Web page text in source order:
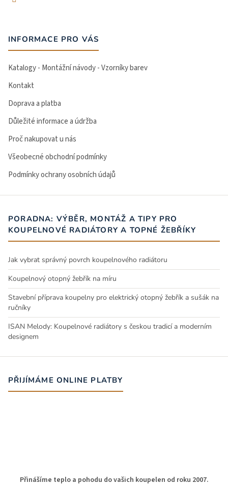
INFORMACE PRO VÁS
Katalogy - Montážní návody - Vzorníky barev
Kontakt
Doprava a platba
Důležité informace a údržba
Proč nakupovat u nás
Všeobecné obchodní podmínky
Podmínky ochrany osobních údajů
PORADNA: VÝBĚR, MONTÁŽ A TIPY PRO
KOUPELNOVÉ RADIÁTORY A TOPNÉ ŽEBŘÍKY
Jak vybrat správný povrch koupelnového radiátoru
Koupelnový otopný žebřík na míru
Stavební příprava koupelny pro elektrický otopný žebřík a sušák na
ručníky
ISAN Melody: Koupelnové radiátory s českou tradicí a moderním
designem
PŘIJÍMÁME ONLINE PLATBY
Přinášíme teplo a pohodu do vašich koupelen od roku 2007.